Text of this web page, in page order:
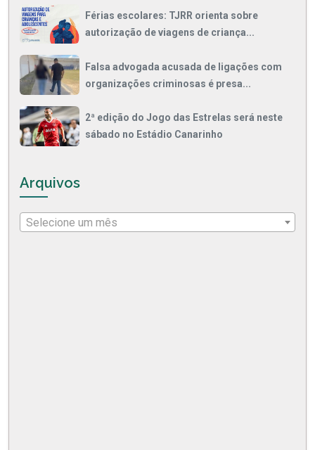
Férias escolares: TJRR orienta sobre
autorização de viagens de criança...
Falsa advogada acusada de ligações com
organizações criminosas é presa...
2ª edição do Jogo das Estrelas será neste
sábado no Estádio Canarinho
Arquivos
Selecione um mês